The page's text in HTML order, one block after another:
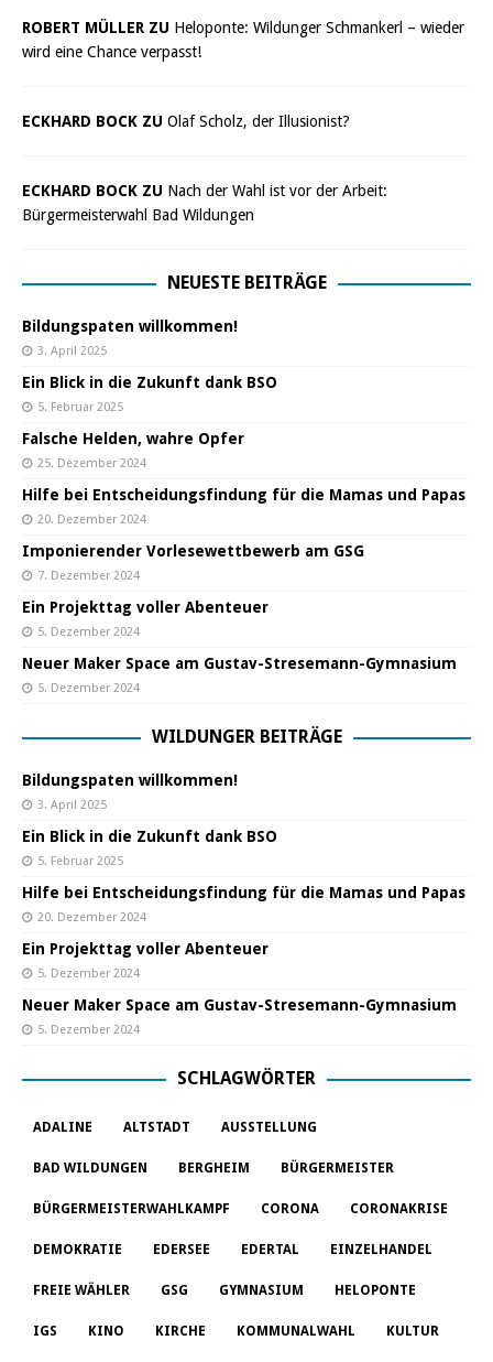
ROBERT MÜLLER ZU Heloponte: Wildunger Schmankerl – wieder
wird eine Chance verpasst!
ECKHARD BOCK ZU Olaf Scholz, der Illusionist?
ECKHARD BOCK ZU Nach der Wahl ist vor der Arbeit:
Bürgermeisterwahl Bad Wildungen
NEUESTE BEITRÄGE
Bildungspaten willkommen!
3. April 2025
Ein Blick in die Zukunft dank BSO
5. Februar 2025
Falsche Helden, wahre Opfer
25. Dezember 2024
Hilfe bei Entscheidungsfindung für die Mamas und Papas
20. Dezember 2024
Imponierender Vorlesewettbewerb am GSG
7. Dezember 2024
Ein Projekttag voller Abenteuer
5. Dezember 2024
Neuer Maker Space am Gustav-Stresemann-Gymnasium
5. Dezember 2024
WILDUNGER BEITRÄGE
Bildungspaten willkommen!
3. April 2025
Ein Blick in die Zukunft dank BSO
5. Februar 2025
Hilfe bei Entscheidungsfindung für die Mamas und Papas
20. Dezember 2024
Ein Projekttag voller Abenteuer
5. Dezember 2024
Neuer Maker Space am Gustav-Stresemann-Gymnasium
5. Dezember 2024
SCHLAGWÖRTER
ADALINE ALTSTADT AUSSTELLUNG
BAD WILDUNGEN BERGHEIM BÜRGERMEISTER
BÜRGERMEISTERWAHLKAMPF CORONA CORONAKRISE
DEMOKRATIE EDERSEE EDERTAL EINZELHANDEL
FREIE WÄHLER GSG GYMNASIUM HELOPONTE
IGS KINO KIRCHE KOMMUNALWAHL KULTUR